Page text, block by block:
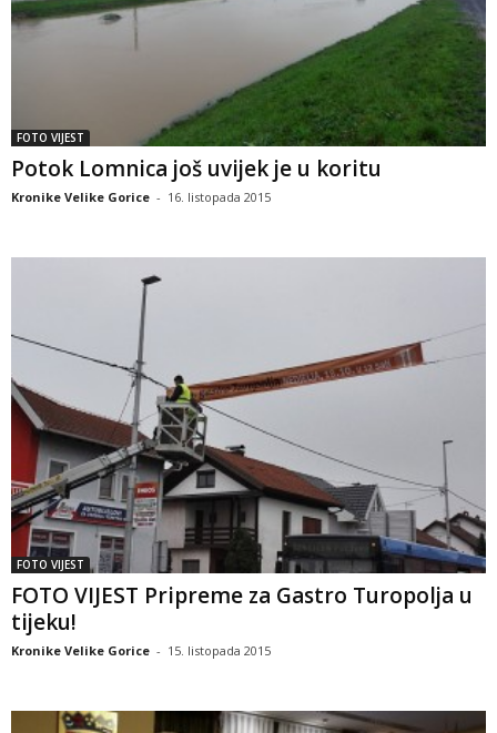
FOTO VIJEST
Potok Lomnica još uvijek je u koritu
Kronike Velike Gorice - 16. listopada 2015
FOTO VIJEST
FOTO VIJEST Pripreme za Gastro Turopolja u
tijeku!
Kronike Velike Gorice - 15. listopada 2015